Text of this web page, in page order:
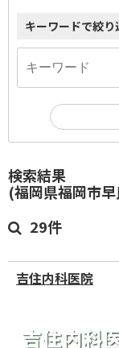
検索結果
(福岡県福岡市
29件
吉住内科医院
キーワードで絞り